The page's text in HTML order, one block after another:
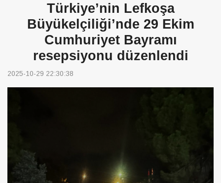
Türkiye’nin Lefkoşa
Büyükelçiliği’nde 29 Ekim
Cumhuriyet Bayramı
resepsiyonu düzenlendi
2025-10-29 22:30:38